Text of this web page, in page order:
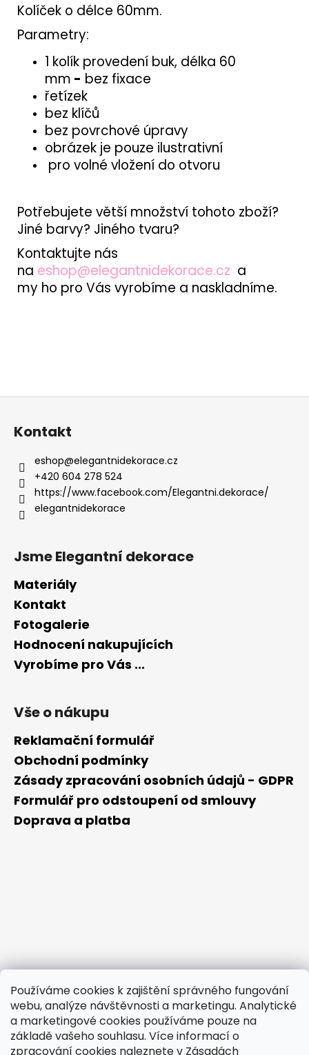
Používáme cookies k zajištění správného fungování
webu, analýze návštěvnosti a marketingu. Analytické
a marketingové cookies používáme pouze na
základě vašeho souhlasu. Více informací o
zpracování cookies naleznete v Zásadách
Kolíček o délce 60mm.
Parametry:
1 kolík provedení buk, délka 60
mm - bez fixace
řetízek
bez klíčů
bez povrchové úpravy
obrázek je pouze ilustrativní
pro volné vložení do otvoru
Potřebujete větší množství tohoto zboží?
Jiné barvy? Jiného tvaru?
Kontaktujte nás
na eshop@elegantnidekorace.cz a
my ho pro Vás vyrobíme a naskladníme.
Z
Kontakt
eshop@elegantnidekorace.cz
+420 604 278 524
https://www.facebook.com/Elegantni.dekorace/
elegantnidekorace
Jsme Elegantní dekorace
Materiály
Kontakt
Fotogalerie
Hodnocení nakupujících
Vyrobíme pro Vás ...
Vše o nákupu
Reklamační formulář
Obchodní podmínky
Zásady zpracování osobních údajů - GDPR
Formulář pro odstoupení od smlouvy
Doprava a platba